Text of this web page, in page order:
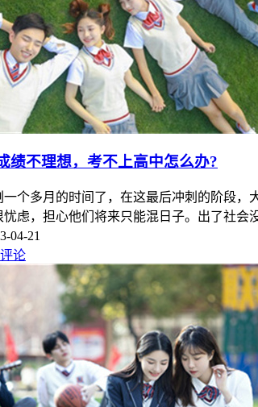
绩不理想，考不上高中怎么办?
一个多月的时间了，在这最后冲刺的阶段
虑，担心他们将来只能混日子。出了社
04-21
论